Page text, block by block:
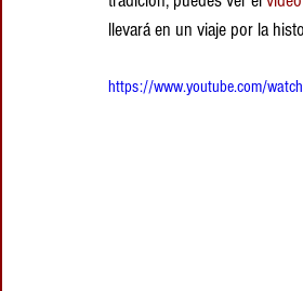
llevará en un viaje por la
https://www.youtube.com/